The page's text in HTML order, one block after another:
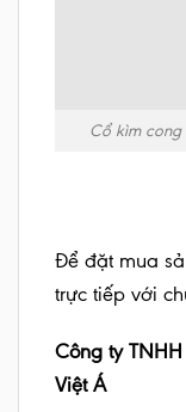
Cổ kìm cong
Để đặt mua
trực tiếp với
Công ty
Việt Á